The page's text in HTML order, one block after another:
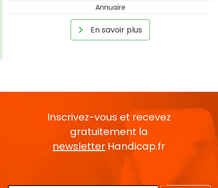
Annuaire
En savoir plus
Inscrivez-vous et recevez
gratuitement la
newsletter Handicap.fr